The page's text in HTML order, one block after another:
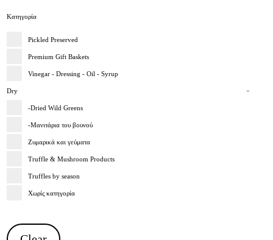
Κατηγορία
Pickled Preserved
Premium Gift Baskets
Vinegar - Dressing - Oil - Syrup
Dry
-Dried Wild Greens
-Μανιτάρια του βουνού
Ζυμαρικά και γεύματα
Truffle & Mushroom Products
Truffles by season
Χωρίς κατηγορία